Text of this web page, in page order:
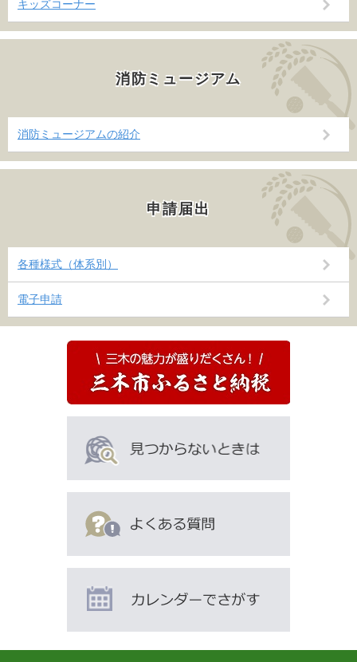
キッズコーナー
消防ミュージアム
消防ミュージアムの紹介
申請届出
各種様式（体系別）
電子申請